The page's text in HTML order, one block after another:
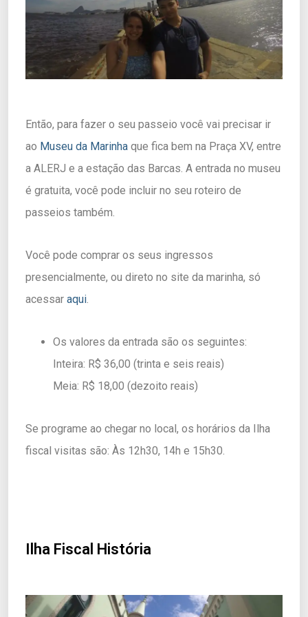
Então, para fazer o seu passeio você vai precisar ir
ao Museu da Marinha que fica bem na Praça XV, entre
a ALERJ e a estação das Barcas. A entrada no museu
é gratuita, você pode incluir no seu roteiro de
passeios também.
Você pode comprar os seus ingressos
presencialmente, ou direto no site da marinha, só
acessar aqui.
Os valores da entrada são os seguintes:
Inteira: R$ 36,00 (trinta e seis reais)
Meia: R$ 18,00 (dezoito reais)
Se programe ao chegar no local, os horários da Ilha
fiscal visitas são: Às 12h30, 14h e 15h30.
Ilha Fiscal História